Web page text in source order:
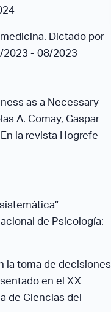
Dictado por
2023 - 08/2023
as a Necessary
A. Comay, Gaspar
la revista Hogrefe
de Psicología:
la toma de decisiones
en el XX
de Ciencias del